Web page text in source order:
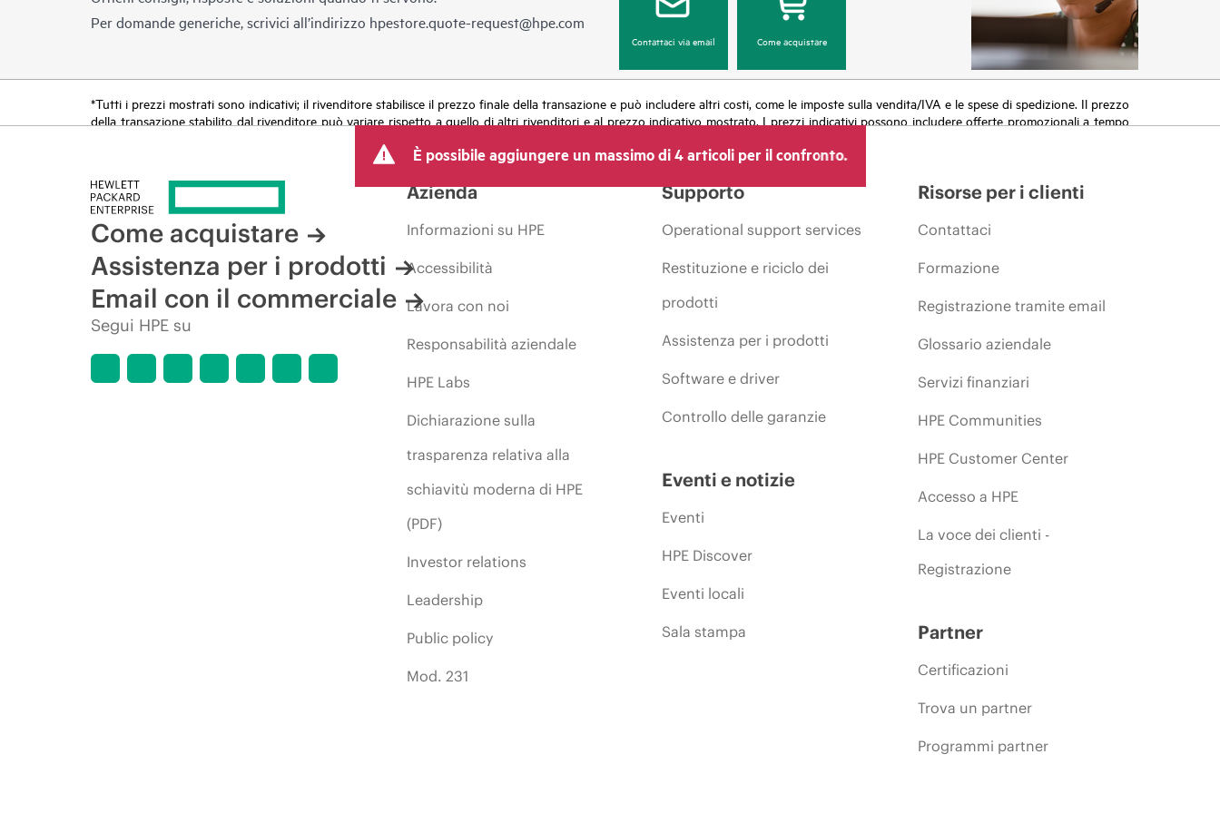
Per domande generiche, scrivici all’indirizzo hpestore.quote-request@hpe.com
Contattaci via email Come acquistare
*Tutti i prezzi mostrati sono indicativi; il rivenditore stabilisce il prezzo finale della transazione e può includere altri costi, come le imposte sulla vendita/IVA e le spese di spedizione. Il prezzo
della transazione stabilito dal rivenditore può variare rispetto a quello di altri rivenditori e al prezzo indicativo mostrato. I prezzi indicativi possono includere offerte promozionali a tempo
di prodotti, disponibilità limitata di prodotti, termine di una promozione ed errori negli annunci pubblicitari.
È possibile aggiungere un massimo di 4 articoli per il confronto.
Come acquistare
Assistenza per i prodotti
Email con il commerciale
Segui HPE su
Azienda
Informazioni su HPE
Accessibilità
Lavora con noi
Responsabilità aziendale
HPE Labs
Dichiarazione sulla
trasparenza relativa alla
schiavitù moderna di HPE
(PDF)
Investor relations
Leadership
Public policy
Mod. 231
Supporto
Operational support services
Restituzione e riciclo dei
prodotti
Assistenza per i prodotti
Software e driver
Controllo delle garanzie
Eventi e notizie
Eventi
HPE Discover
Eventi locali
Sala stampa
Risorse per i clienti
Contattaci
Formazione
Registrazione tramite email
Glossario aziendale
Servizi finanziari
HPE Communities
HPE Customer Center
Accesso a HPE
La voce dei clienti -
Registrazione
Partner
Certificazioni
Trova un partner
Programmi partner